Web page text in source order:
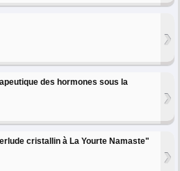
›
des hormones sous la
›
cristallin à La Yourte Namaste" ›